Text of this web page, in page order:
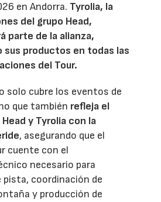
en Andorra. Tyrolia, la
del grupo Head,
parte de la alianza,
sus productos en todas las
del Tour.
solo cubre los eventos de
que también refleja el
y Tyrolia con la
, asegurando que el
cuente con el
necesario para
pista, coordinación de
y producción de